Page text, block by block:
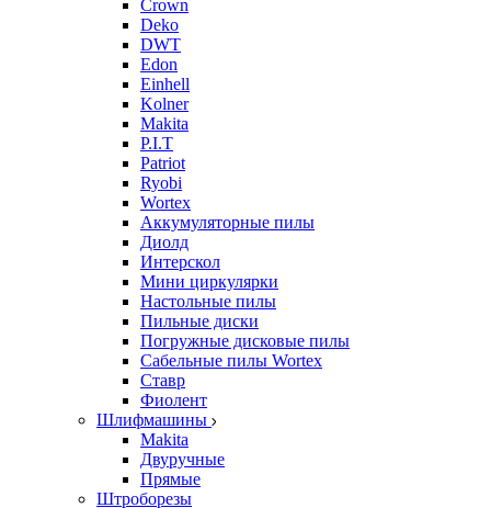
Crown
Deko
DWT
Edon
Einhell
Kolner
Makita
P.I.T
Patriot
Ryobi
Wortex
Аккумуляторные пилы
Диолд
Интерскол
Мини циркулярки
Настольные пилы
Пильные диски
Погружные дисковые пилы
Сабельные пилы Wortex
Ставр
Фиолент
Шлифмашины
Makita
Двуручные
Прямые
Штроборезы